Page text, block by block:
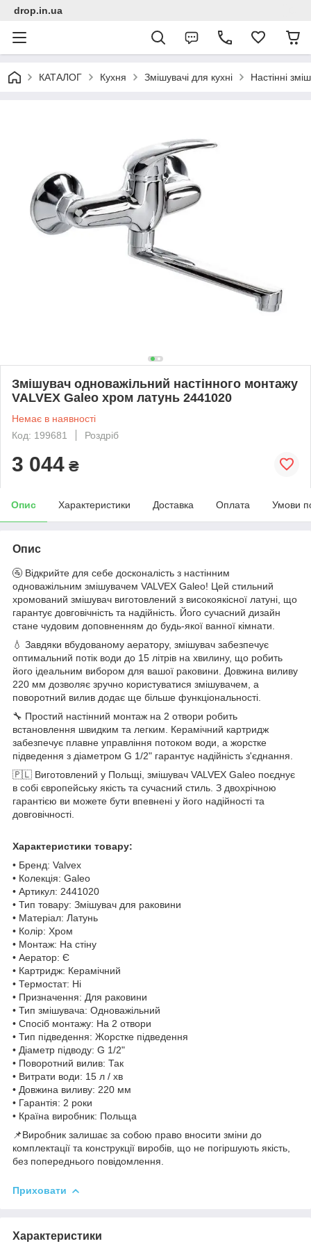
drop.in.ua
КАТАЛОГ Кухня Змішувачі для кухні Настінні
Змішувач одноважільний настінного монтажу
VALVEX Galeo хром латунь 2441020
Немає в наявності
Код: 199681
Роздріб
3 044 ₴
Опис Характеристики Доставка Оплата Умови
Опис
🚰 Відкрийте для себе досконалість з настінним
одноважільним змішувачем VALVEX Galeo! Цей стильний
хромований змішувач виготовлений з високоякісної латуні, що
гарантує довговічність та надійність. Його сучасний дизайн
стане чудовим доповненням до будь-якої ванної кімнати.
💧 Завдяки вбудованому аератору, змішувач забезпечує
оптимальний потік води до 15 літрів на хвилину, що робить
його ідеальним вибором для вашої раковини. Довжина виливу
220 мм дозволяє зручно користуватися змішувачем, а
поворотний вилив додає ще більше функціональності.
🔧 Простий настінний монтаж на 2 отвори робить
встановлення швидким та легким. Керамічний картридж
забезпечує плавне управління потоком води, а жорстке
підведення з діаметром G 1/2" гарантує надійність з'єднання.
🇵🇱 Виготовлений у Польщі, змішувач VALVEX Galeo поєднує
в собі європейську якість та сучасний стиль. З двохрічною
гарантією ви можете бути впевнені у його надійності та
довговічності.
Характеристики товару:
• Бренд: Valvex
• Колекція: Galeo
• Артикул: 2441020
• Тип товару: Змішувач для раковини
• Матеріал: Латунь
• Колір: Хром
• Монтаж: На стіну
• Аератор: Є
• Картридж: Керамічний
• Термостат: Ні
• Призначення: Для раковини
• Тип змішувача: Одноважільний
• Спосіб монтажу: На 2 отвори
• Тип підведення: Жорстке підведення
• Діаметр підводу: G 1/2"
• Поворотний вилив: Так
• Витрати води: 15 л / хв
• Довжина виливу: 220 мм
• Гарантія: 2 роки
• Країна виробник: Польща
📌Виробник залишає за собою право вносити зміни до
комплектації та конструкції виробів, що не погіршують якість,
без попереднього повідомлення.
Приховати
Характеристики